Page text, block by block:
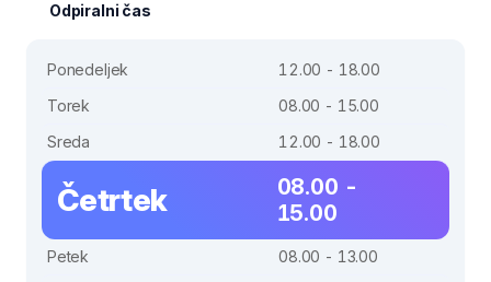
Odpiralni čas
Ponedeljek
12.00 - 18.00
Torek
08.00 - 15.00
Sreda
12.00 - 18.00
Četrtek
08.00 -
15.00
Petek
08.00 - 13.00